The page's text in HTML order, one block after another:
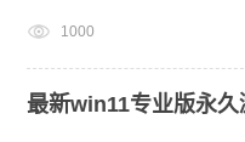
1000
最新win11专业版永久